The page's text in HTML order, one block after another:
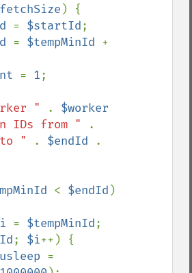
) {
= $startId;
= $tempMinId
= 1;
" .
IDs from "
" . $endId
< $endId )
= $tempMinId
; $i++) {